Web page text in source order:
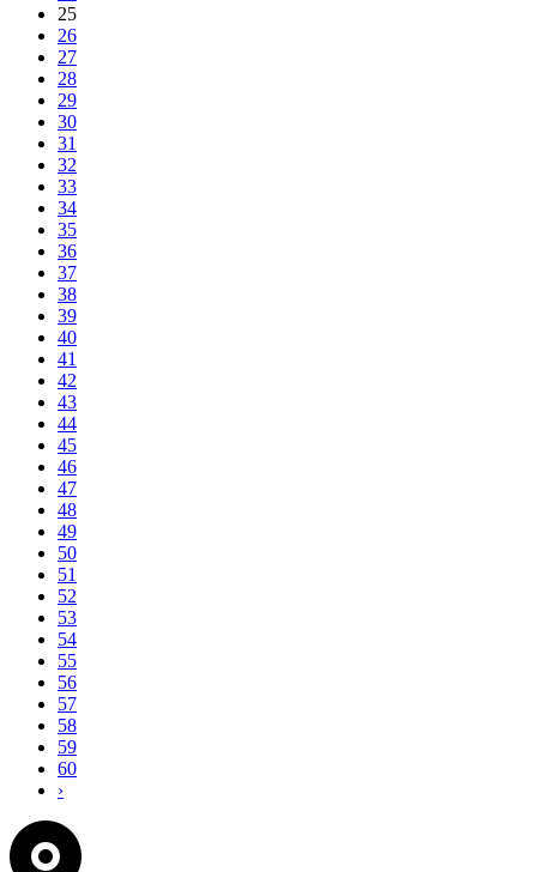
25
26
27
28
29
30
31
32
33
34
35
36
37
38
39
40
41
42
43
44
45
46
47
48
49
50
51
52
53
54
55
56
57
58
59
60
›